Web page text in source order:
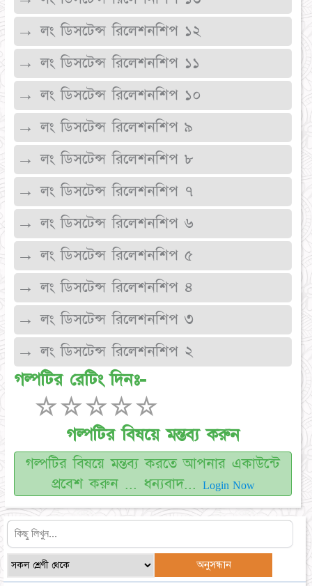
→ লং ডিসটেন্স রিলেশনশিপ ১২
→ লং ডিসটেন্স রিলেশনশিপ ১১
→ লং ডিসটেন্স রিলেশনশিপ ১০
→ লং ডিসটেন্স রিলেশনশিপ ৯
→ লং ডিসটেন্স রিলেশনশিপ ৮
→ লং ডিসটেন্স রিলেশনশিপ ৭
→ লং ডিসটেন্স রিলেশনশিপ ৬
→ লং ডিসটেন্স রিলেশনশিপ ৫
→ লং ডিসটেন্স রিলেশনশিপ ৪
→ লং ডিসটেন্স রিলেশনশিপ ৩
→ লং ডিসটেন্স রিলেশনশিপ ২
গল্পটির রেটিং দিনঃ-
☆
☆
☆
☆
☆
গল্পটির বিষয়ে মন্তব্য করুন
গল্পটির বিষয়ে মন্তব্য করতে আপনার একাউন্টে
প্রবেশ করুন ... ধন্যবাদ...
Login Now